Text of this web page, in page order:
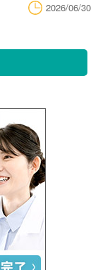
2026/06/30